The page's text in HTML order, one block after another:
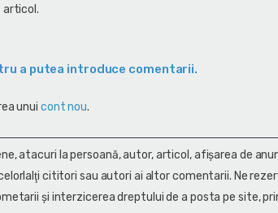
articol.
a putea introduce comentarii.
unui cont nou.
atacuri la persoană, autor, articol, afişarea de
cititori sau autori ai altor comentarii. Ne
și interzicerea dreptului de a posta pe site,